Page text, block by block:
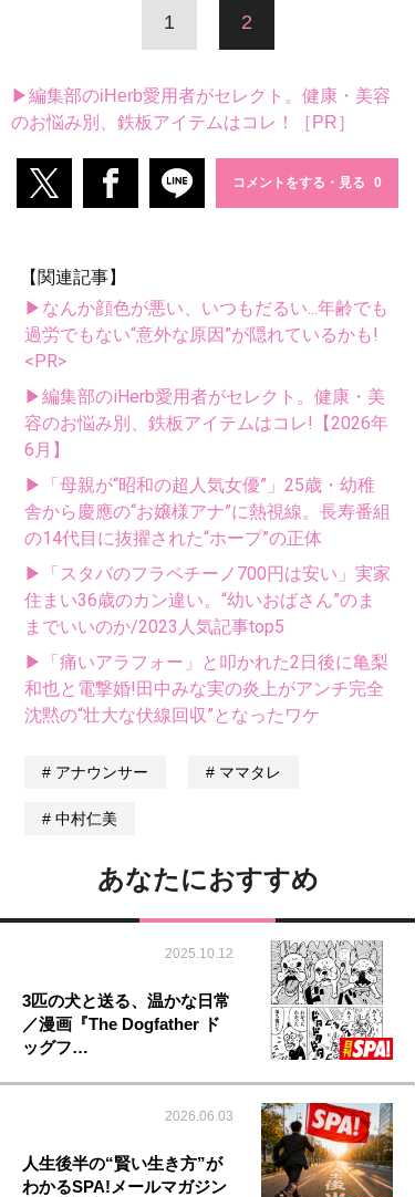
1 2
▶編集部のiHerb愛用者がセレクト。健康・美容
のお悩み別、鉄板アイテムはコレ！［PR］
コメントをする・見る
【関連記事】
▶なんか顔色が悪い、いつもだるい...年齢でも
過労でもない“意外な原因”が隠れているかも!
<PR>
▶編集部のiHerb愛用者がセレクト。健康・美
容のお悩み別、鉄板アイテムはコレ!【2026年
6月】
▶「母親が“昭和の超人気女優”」25歳・幼稚
舎から慶應の“お嬢様アナ”に熱視線。長寿番組
の14代目に抜擢された“ホープ”の正体
▶「スタバのフラペチーノ700円は安い」実家
住まい36歳のカン違い。“幼いおばさん”のま
までいいのか/2023人気記事top5
▶「痛いアラフォー」と叩かれた2日後に亀梨
和也と電撃婚!田中みな実の炎上がアンチ完全
沈黙の“壮大な伏線回収”となったワケ
アナウンサー ママタレ
中村仁美
あなたにおすすめ
2025.10.12
3匹の犬と送る、温かな日常
／漫画『The Dogfather ド
ッグフ…
2026.06.03
人生後半の“賢い生き方”が
わかるSPA!メールマガジン